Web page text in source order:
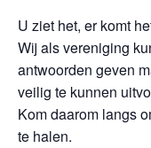
U ziet het, er komt
Wij als vereniging
antwoorden geven
veilig te kunnen
Kom daarom langs
te halen.